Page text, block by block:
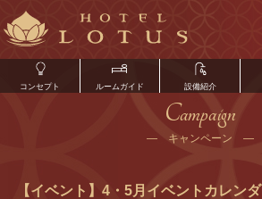
コンセプト ルームガイド 設備紹介
Campaign
― キャンペーン ―
【イベント】4・5月イベントカレン